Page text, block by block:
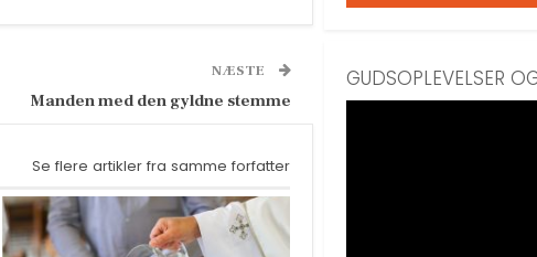
NÆSTE
Manden med den gyldne stemme
Se flere artikler fra samme forfatter
GUDSOPLEVELSER